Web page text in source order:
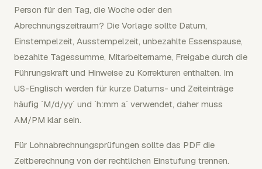
Person für den Tag, die Woche oder den
Abrechnungszeitraum? Die Vorlage sollte Datum,
Einstempelzeit, Ausstempelzeit, unbezahlte Essenspause,
bezahlte Tagessumme, Mitarbeitername, Freigabe durch die
Führungskraft und Hinweise zu Korrekturen enthalten. Im
US-Englisch werden für kurze Datums- und Zeiteinträge
häufig `M/d/yy` und `h:mm a` verwendet, daher muss
AM/PM klar sein.
Für Lohnabrechnungsprüfungen sollte das PDF die
Zeitberechnung von der rechtlichen Einstufung trennen.